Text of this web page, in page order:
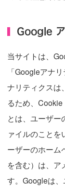
Google
当サイトは、
「Googleアナ
ナリティクスは
るため、
とは、ユーザー
ァイルのこと
ーザーのホーム
を含む）は、ア
す。Googleは